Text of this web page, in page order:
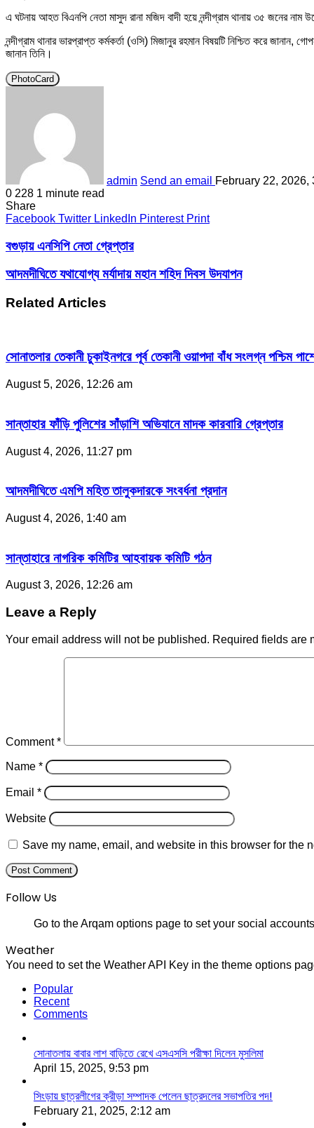
এ ঘটনায় আহত বিএনপি নেতা মাসুদ রানা মজিদ বাদী হয়ে নন্দীগ্রাম থানায় ৩৫ জনের
নন্দীগ্রাম থানার ভারপ্রাপ্ত কর্মকর্তা (ওসি) মিজানুর রহমান বিষয়টি নিশ্চিত করে
জানান তিনি।
PhotoCard
admin Send an email
February 22, 2026,
0 228 1 minute read
Share
Facebook Twitter LinkedIn Pinterest Print
বগুড়ায় এনসিপি নেতা গ্রেপ্তার
আদমদীঘিতে যথাযোগ্য মর্যাদায় মহান শহিদ দিবস উদযাপন
Related Articles
সোনাতলার তেকানী চুকাইনগরে পূর্ব তেকানী ওয়াপদা বাঁধ সংলগ্ন পশ্চিম
August 5, 2026, 12:26 am
সান্তাহার ফাঁড়ি পুলিশের সাঁড়াশি অভিযানে মাদক কারবারি গ্রেপ্তার
August 4, 2026, 11:27 pm
আদমদীঘিতে এমপি মহিত তালুকদারকে সংবর্ধনা প্রদান
August 4, 2026, 1:40 am
সান্তাহারে নাগরিক কমিটির আহবায়ক কমিটি গঠন
August 3, 2026, 12:26 am
Leave a Reply
Your email address will not be published. Required fields are
Comment*
Name *
Email *
Website
Save my name, email, and website in this browser for the
Follow Us
Go to the Arqam options page to set your social
Weather
You need to set the Weather API Key in the theme options
Popular
Recent
Comments
সোনাতলায় বাবার লাশ বাড়িতে রেখে এসএসসি পরীক্ষা দিলেন মুসলিমা
April 15, 2025, 9:53 pm
সিংড়ায় ছাত্রলীগের ক্রীড়া সম্পাদক পেলেন ছাত্রদলের সভাপতির পদ!
February 21, 2025, 2:12 am